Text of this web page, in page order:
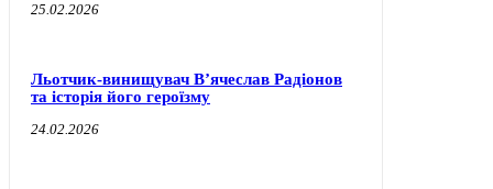
25.02.2026
Льотчик-винищувач В’ячеслав Радіонов
та історія його героїзму
24.02.2026